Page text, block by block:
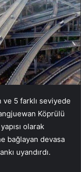
5 farklı seviyede
Köprülü
olarak
bağlayan devasa
uyandırdı.